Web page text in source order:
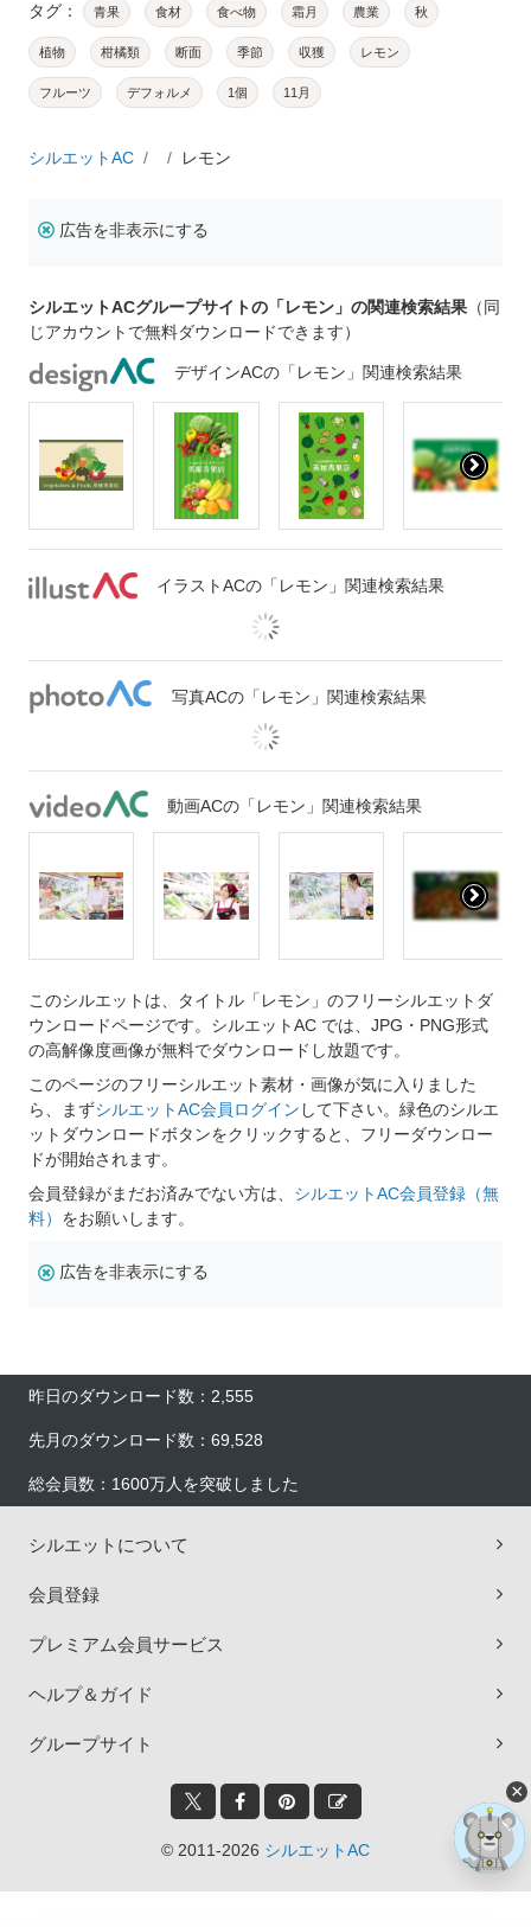
タグ： 青果 食材 食べ物 霜月 農業 秋
植物 柑橘類 断面 季節 収獲 レモン
フルーツ デフォルメ 1個 11月
シルエットAC レモン
広告を非表示にする
シルエットACグループサイトの「レモン」の関連検索結果 （同
じアカウントで無料ダウンロードできます）
デザインACの「レモン」関連検索結果
イラストACの「レモン」関連検索結果
写真ACの「レモン」関連検索結果
動画ACの「レモン」関連検索結果
このシルエットは、タイトル「レモン」のフリーシルエットダ
ウンロードページです。シルエットAC では、JPG・PNG形式
の高解像度画像が無料でダウンロードし放題です。
このページのフリーシルエット素材・画像が気に入りました
ら、まずシルエットAC会員ログイン して下さい。緑色のシルエ
ットダウンロードボタンをクリックすると、フリーダウンロー
ドが開始されます。
会員登録がまだお済みでない方は、 シルエットAC会員登録（無
料） をお願いします。
広告を非表示にする
昨日のダウンロード数：2,555
先月のダウンロード数：69,528
総会員数：1600万人を突破しました
シルエットについて
会員登録
プレミアム会員サービス
ヘルプ＆ガイド
グループサイト
© 2011-2026 シルエットAC
×